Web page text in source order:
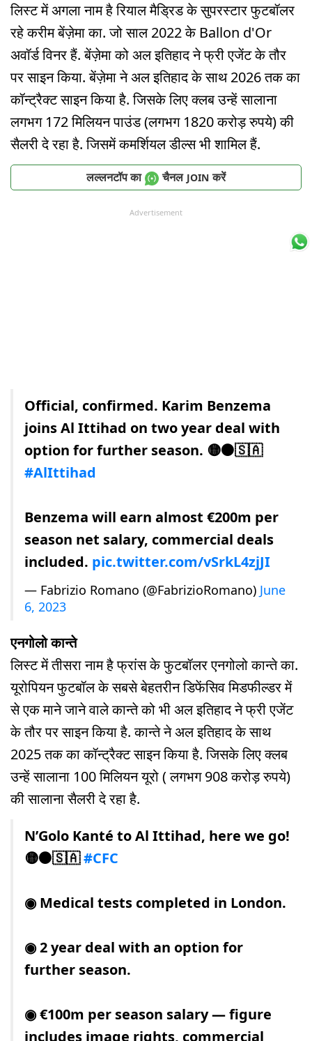
लिस्ट में अगला नाम है रियाल मैड्रिड के सुपरस्टार फुटबॉलर
रहे करीम बेंज़ेमा का. जो साल 2022 के Ballon d'Or
अवॉर्ड विनर हैं. बेंज़ेमा को अल इतिहाद ने फ्री एजेंट के तौर
पर साइन किया. बेंज़ेमा ने अल इतिहाद के साथ 2026 तक का
कॉन्ट्रैक्ट साइन किया है. जिसके लिए क्लब उन्हें सालाना
लगभग 172 मिलियन पाउंड (लगभग 1820 करोड़ रुपये) की
सैलरी दे रहा है. जिसमें कमर्शियल डील्स भी शामिल हैं.
लल्लनटॉप का चैनल JOIN करें
Advertisement
Official, confirmed. Karim Benzema
joins Al Ittihad on two year deal with
option for further season. 🟡⚫️🇸🇦
#AlIttihad
Benzema will earn almost €200m per
season net salary, commercial deals
included. pic.twitter.com/vSrkL4zjJI
— Fabrizio Romano (@FabrizioRomano) June
6, 2023
एनगोलो कान्ते
लिस्ट में तीसरा नाम है फ्रांस के फुटबॉलर एनगोलो कान्ते का.
यूरोपियन फुटबॉल के सबसे बेहतरीन डिफेंसिव मिडफील्डर में
से एक माने जाने वाले कान्ते को भी अल इतिहाद ने फ्री एजेंट
के तौर पर साइन किया है. कान्ते ने अल इतिहाद के साथ
2025 तक का कॉन्ट्रैक्ट साइन किया है. जिसके लिए क्लब
उन्हें सालाना 100 मिलियन यूरो ( लगभग 908 करोड़ रुपये)
की सालाना सैलरी दे रहा है.
N’Golo Kanté to Al Ittihad, here we go!
🟡⚫️🇸🇦#CFC
◉ Medical tests completed in London.
◉ 2 year deal with an option for
further season.
◉ €100m per season salary — figure
includes image rights, commercial